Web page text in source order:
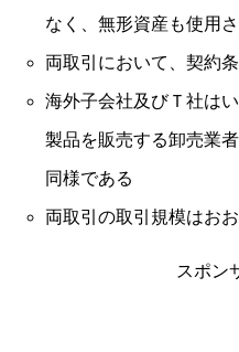
なく、無形資産も使用
両取引において、契約
海外子会社及びＴ社は
製品を販売する卸売業
同様である
両取引の取引規模はお
スポン